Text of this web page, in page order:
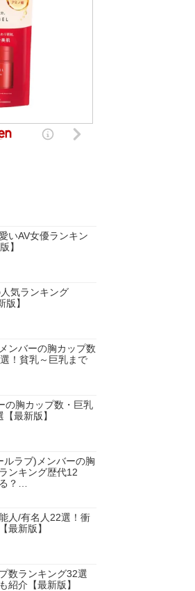
いAV女優ランキン
】
気ランキング
】
ンバーの胸カップ数
！貧乳～巨乳まで
の胸カップ数・巨乳
最新版】
ルラブ)メンバーの胸
ンキング歴代12
？…
人/有名人22選！衝
最新版】
数ランキング32選
紹介【最新版】